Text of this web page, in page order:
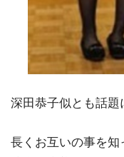
深田恭子似とも話題
長くお互いの事を知